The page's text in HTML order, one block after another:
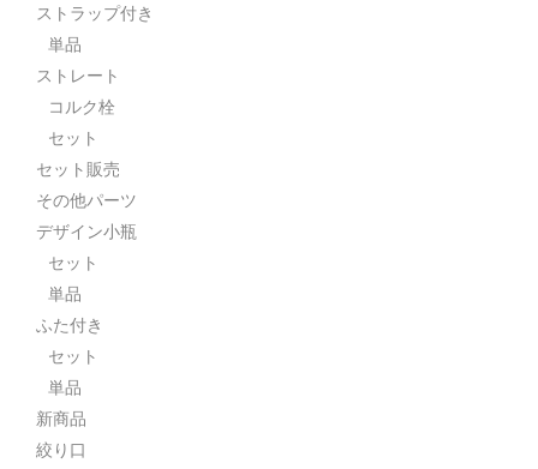
ストラップ付き
単品
ストレート
コルク栓
セット
セット販売
その他パーツ
デザイン小瓶
セット
単品
ふた付き
セット
単品
新商品
絞り口